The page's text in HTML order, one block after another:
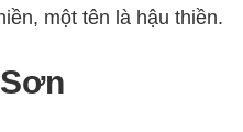
một tên là hậu thiền.